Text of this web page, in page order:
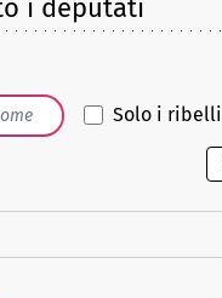
i deputati
Solo i ribelli